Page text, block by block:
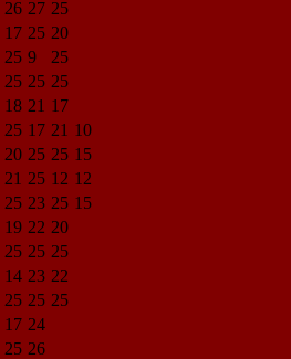
26 27 25
17 25 20
25 9
25
25 25 25
18 21 17
25 17 21 10
20 25 25 15
21 25 12 12
25 23 25 15
19 22 20
25 25 25
14 23 22
25 25 25
17 24
25 26